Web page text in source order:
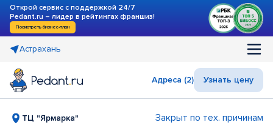
Открой сервис с поддержкой 24/7
Pedant.ru – лидер в рейтингах франшиз!
Посмотреть бизнес-план
Астрахань
Адреса (2) Узнать цену
ТЦ "Ярмарка" Закрыт по тех. причинам